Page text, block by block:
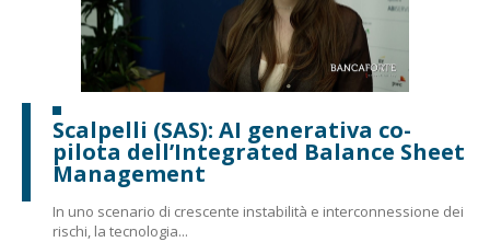
Scalpelli (SAS): AI generativa co-
pilota dell’Integrated Balance Sheet
Management
In uno scenario di crescente instabilità e interconnessione dei
rischi, la tecnologia...